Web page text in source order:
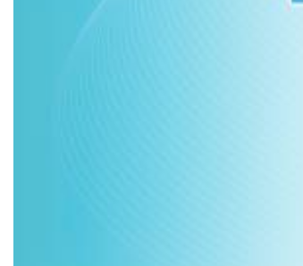
据悉，彦玲已连续两年每年捐赠5万元，助力公